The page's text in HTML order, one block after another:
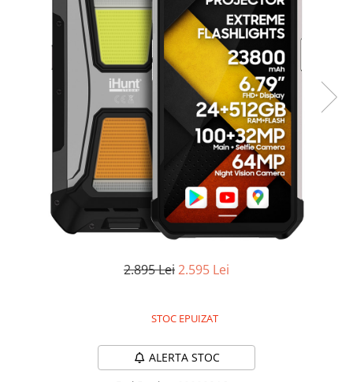
ELECTROCASNICE
Aparate de Gătit
Oală sub Presiune
Slow Cooker
Grătar Grill
Deshidratoare
Aparate de Cafea
Aspiratoare Verticale
2.895 Lei2.595 Lei
STOC EPUIZAT
ALERTA STOC